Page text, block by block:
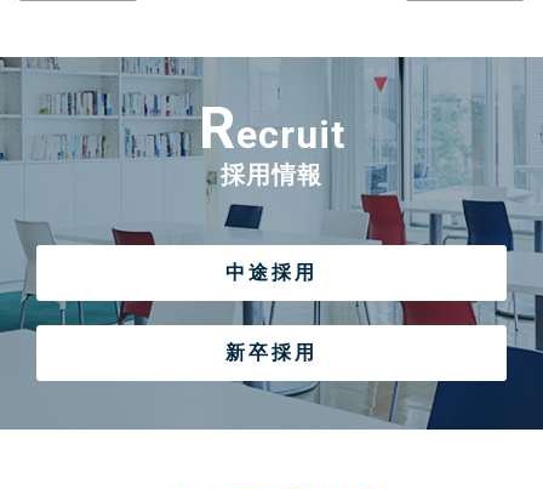
Recruit
採用情報
中途採用
新卒採用